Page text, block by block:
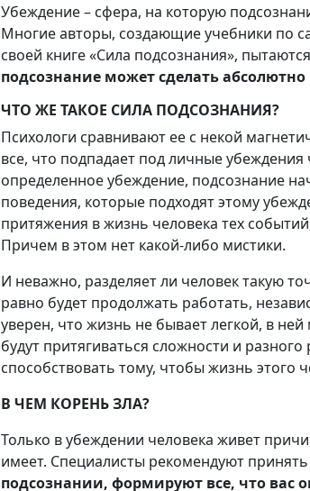
Убеждение – сфера, на которую
Многие авторы, создающие учебники по
своей книге «Сила подсознания»,
подсознание может сделать
ЧТО ЖЕ ТАКОЕ СИЛА ПОДСОЗНАНИЯ?
Психологи сравнивают ее с некой
все, что подпадает под личные
определенное убеждение, подсознание
поведения, которые подходят этому
притяжения в жизнь человека тех
Причем в этом нет какой-либо мистики.
И неважно, разделяет ли человек такую
равно будет продолжать работать,
уверен, что жизнь не бывает легкой, в
будут притягиваться сложности и
способствовать тому, чтобы жизнь этого
В ЧЕМ КОРЕНЬ ЗЛА?
Только в убеждении человека живет
имеет. Специалисты рекомендуют принять
подсознании, формируют все, что вас